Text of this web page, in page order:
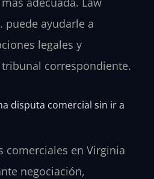
puede ayudarle a
legales y
correspondiente.
disputa comercial sin ir a
comerciales en Virginia
negociación,